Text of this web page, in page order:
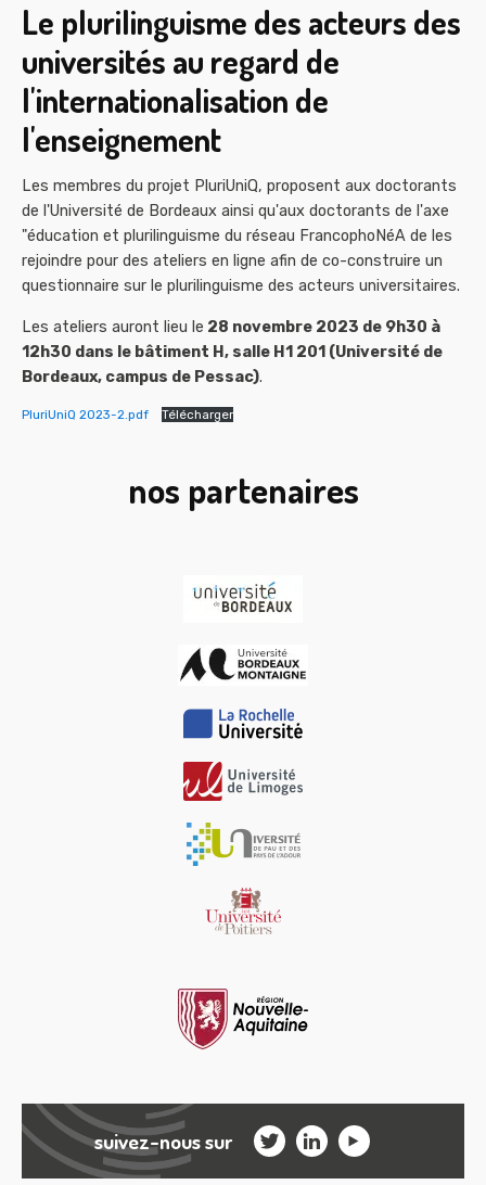
Le plurilinguisme des acteurs des
universités au regard de
l'internationalisation de
l'enseignement
Les membres du projet PluriUniQ, proposent aux doctorants
de l'Université de Bordeaux ainsi qu'aux doctorants de l'axe
"éducation et plurilinguisme du réseau FrancophoNéA de les
rejoindre pour des ateliers en ligne afin de co-construire un
questionnaire sur le plurilinguisme des acteurs universitaires.
Les ateliers auront lieu le 28 novembre 2023 de 9h30 à
12h30 dans le bâtiment H, salle H1 201 (Université de
Bordeaux, campus de Pessac).
PluriUniQ 2023-2.pdf Télécharger
nos partenaires
suivez-nous sur